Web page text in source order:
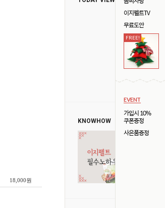
이지펠트TV
무료도안
FREE!
EVENT
가입시 10%
쿠폰증정
사은품증정
18,000원
KNOWHOW